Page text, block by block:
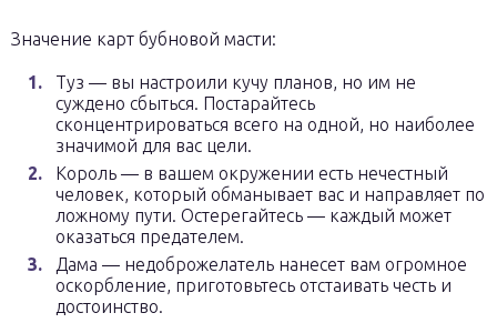
Значение карт бубновой масти:
Туз — вы настроили кучу планов, но им не
суждено сбыться. Постарайтесь
сконцентрироваться всего на одной, но наиболее
значимой для вас цели.
Король — в вашем окружении есть нечестный
человек, который обманывает вас и направляет по
ложному пути. Остерегайтесь — каждый может
оказаться предателем.
Дама — недоброжелатель нанесет вам огромное
оскорбление, приготовьтесь отстаивать честь и
достоинство.